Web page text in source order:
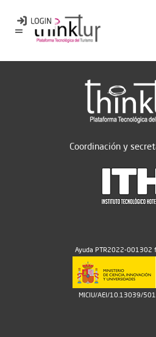
Coordinación y
Ayuda PTR2022-001302
MICIU/AEI/10.13039/